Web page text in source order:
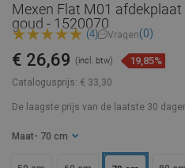
Mexen Flat M01
goud - 1520070
(4) Vragen(0)
Catalogusprijs: € 33,30
€ 26,69 (incl. btw) 19,85%
De laagste prijs van de laatste 30
Maat - 70 cm